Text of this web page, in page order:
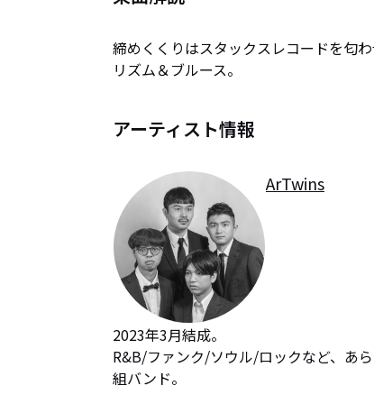
締めくくりはスタックスレコードを匂
リズム＆ブルース。
アーティスト情報
ArTwins
2023年3月結成。
R&B/ファンク/ソウル/ロックなど、あ
組バンド。